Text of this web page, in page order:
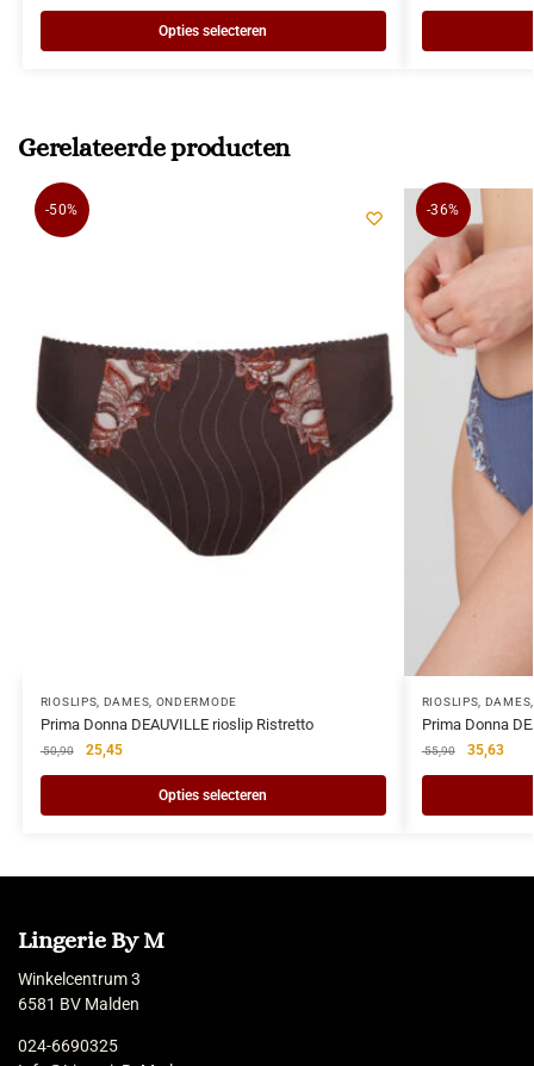
Opties selecteren
Gerelateerde producten
-50%
RIOSLIPS, DAMES, ONDERMODE
Prima Donna DEAUVILLE rioslip Ristretto
50,90 25,45
Opties selecteren
-36%
RIOSLIPS, DAMES
Prima Donna
55,90 35,63
Lingerie By M
Winkelcentrum 3
6581 BV Malden
024-6690325